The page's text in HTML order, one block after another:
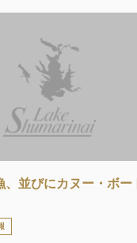
、並びにカヌー・ボー